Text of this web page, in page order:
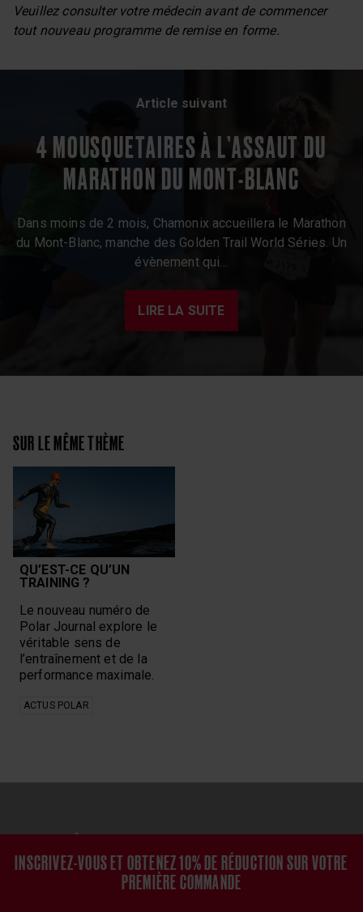
Veuillez consulter votre médecin avant de commencer
tout nouveau programme de remise en forme.
Article suivant
4 MOUSQUETAIRES À L’ASSAUT DU
MARATHON DU MONT-BLANC
Dans moins de 2 mois, Chamonix accueillera le Marathon
du Mont-Blanc, manche des Golden Trail World Séries. Un
évènement qui…
LIRE LA SUITE
SUR LE MÊME THÈME
QU’EST-CE QU’UN
TRAINING ?
Le nouveau numéro de
Polar Journal explore le
véritable sens de
l’entraînement et de la
performance maximale.
ACTUS POLAR
INSCRIVEZ-VOUS ET OBTENEZ 10% DE RÉDUCTION SUR VOTRE
PREMIÈRE COMMANDE
Inscrivez-vous à notre newsletter plein de nouvelles